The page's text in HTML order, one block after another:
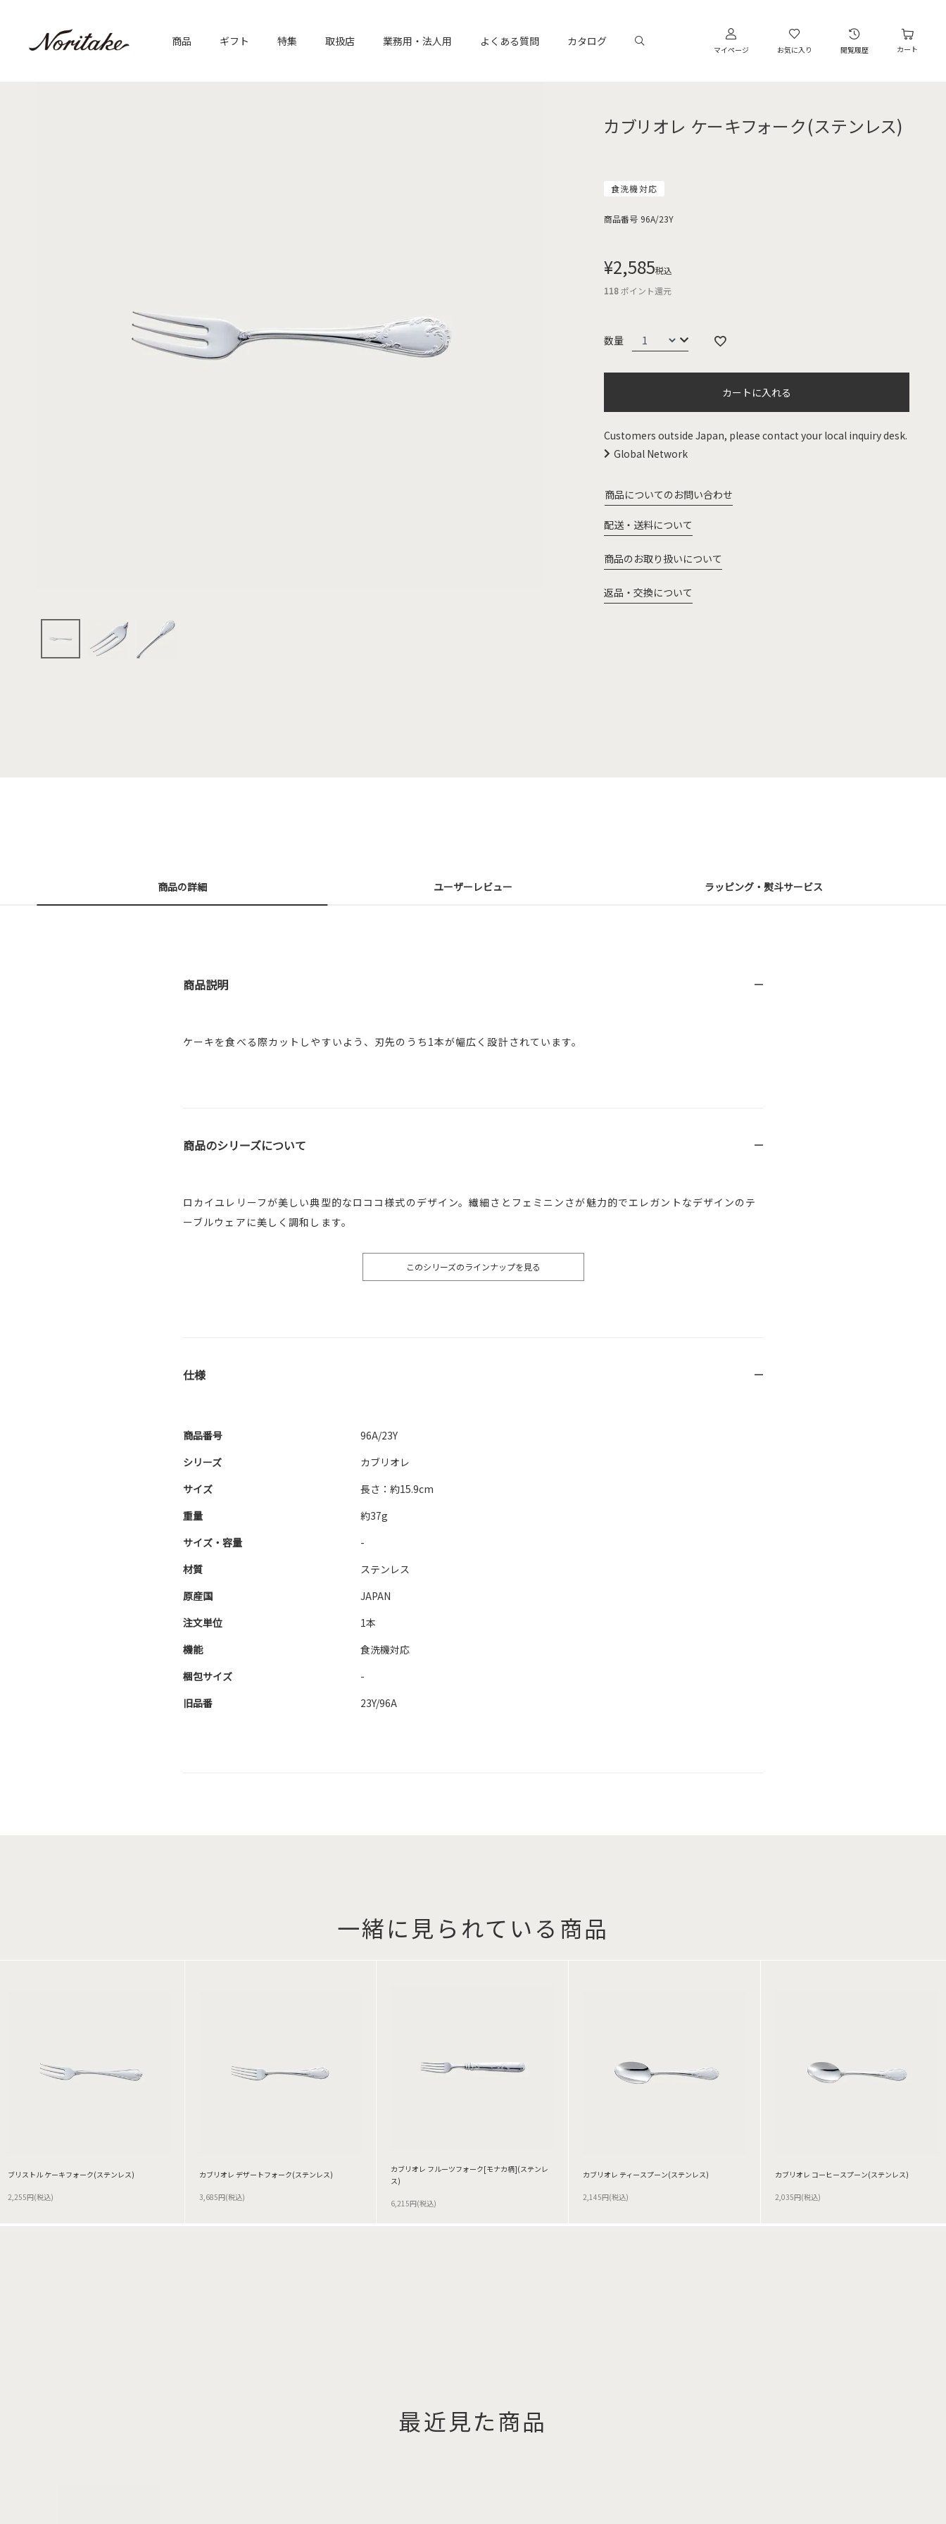
商品 ギフト 特集 取扱店 業務用・法人用 よくある質問 カタログ
マイページ お気に入り 閲覧履歴 カート
カブリオレ ケーキフォーク(ステンレス)
食洗機対応
商品番号 96A/23Y
¥2,585税込
118ポイント還元
カートに入れる
Customers outside Japan, please contact your local inquiry desk.
Global Network
商品についてのお問い合わせ
配送・送料について
商品のお取り扱いについて
返品・交換について
商品の詳細 ユーザーレビュー ラッピング・熨斗サービス
商品説明
ケーキを食べる際カットしやすいよう、刃先のうち1本が幅広く設計されています。
商品のシリーズについて
ロカイユレリーフが美しい典型的なロココ様式のデザイン。繊細さとフェミニンさが魅力的でエレガントなデザインのテ
ーブルウェアに美しく調和します。
このシリーズのラインナップを見る
仕様
商品番号
96A/23Y
シリーズ
カブリオレ
サイズ
長さ：約15.9cm
重量
約37g
サイズ・容量
-
材質
ステンレス
原産国
JAPAN
注文単位
1本
機能
食洗機対応
梱包サイズ
-
旧品番
23Y/96A
一緒に見られている商品
ブリストル ケーキフォーク(ステンレス)
2,255円(税込)
カブリオレ デザートフォーク(ステンレス)
3,685円(税込)
カブリオレ フルーツフォーク[モナカ柄](ステンレ
ス)
6,215円(税込)
カブリオレ ティースプーン(ステンレス)
2,145円(税込)
カブリオレ コーヒースプーン(ステンレス)
2,035円(税込)
最近見た商品